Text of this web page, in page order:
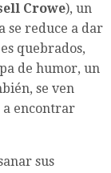
Crowe), un
se reduce a dar
quebrados,
de humor, un
se ven
a encontrar
sus